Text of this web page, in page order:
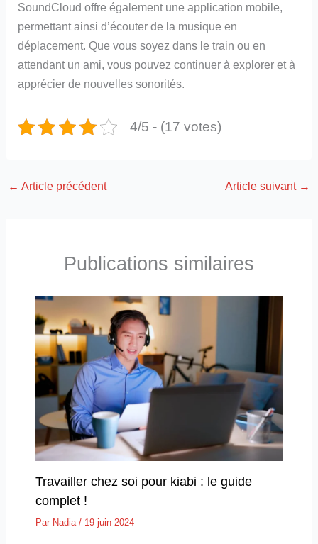
SoundCloud offre également une application mobile,
permettant ainsi d’écouter de la musique en
déplacement. Que vous soyez dans le train ou en
attendant un ami, vous pouvez continuer à explorer et à
apprécier de nouvelles sonorités.
4/5 - (17 votes)
← Article précédent Article suivant →
Publications similaires
Travailler chez soi pour kiabi : le guide
complet !
Par Nadia / 19 juin 2024